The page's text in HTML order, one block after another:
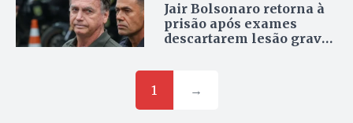
Jair Bolsonaro retorna à
prisão após exames
descartarem lesão grave
1 →